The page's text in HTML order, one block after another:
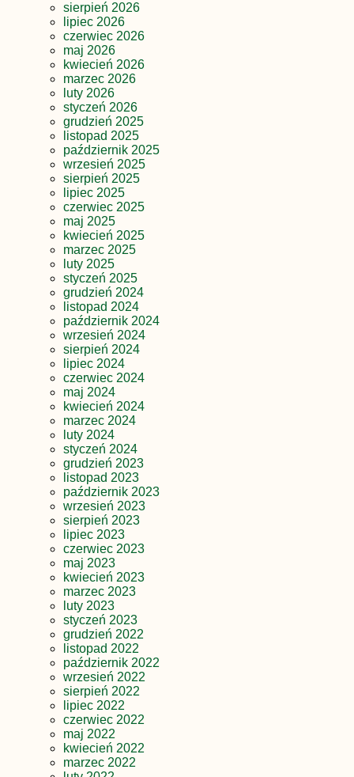
sierpień 2026
lipiec 2026
czerwiec 2026
maj 2026
kwiecień 2026
marzec 2026
luty 2026
styczeń 2026
grudzień 2025
listopad 2025
październik 2025
wrzesień 2025
sierpień 2025
lipiec 2025
czerwiec 2025
maj 2025
kwiecień 2025
marzec 2025
luty 2025
styczeń 2025
grudzień 2024
listopad 2024
październik 2024
wrzesień 2024
sierpień 2024
lipiec 2024
czerwiec 2024
maj 2024
kwiecień 2024
marzec 2024
luty 2024
styczeń 2024
grudzień 2023
listopad 2023
październik 2023
wrzesień 2023
sierpień 2023
lipiec 2023
czerwiec 2023
maj 2023
kwiecień 2023
marzec 2023
luty 2023
styczeń 2023
grudzień 2022
listopad 2022
październik 2022
wrzesień 2022
sierpień 2022
lipiec 2022
czerwiec 2022
maj 2022
kwiecień 2022
marzec 2022